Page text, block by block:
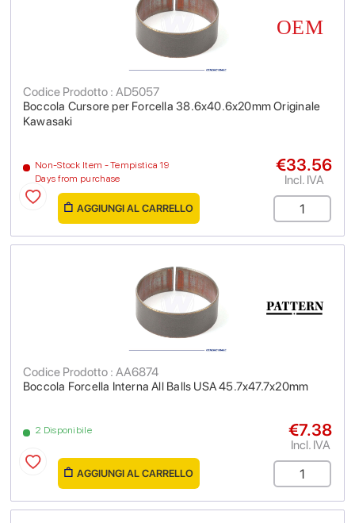
Boccola Cursore per Forcella 38.6x40.6x20mm Originale
Kawasaki
Codice Prodotto : AD5057
Non-Stock Item - Tempistica 19
Days from purchase
€33.56
Incl. IVA
AGGIUNGI AL CARRELLO
Boccola Forcella Interna All Balls USA 45.7x47.7x20mm
Codice Prodotto : AA6874
2 Disponibile €7.38
Incl. IVA
AGGIUNGI AL CARRELLO